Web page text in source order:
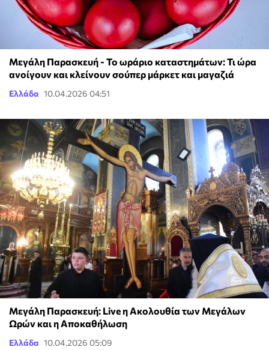
Μεγάλη Παρασκευή - Το ωράριο καταστημάτων: Τι ώρα
ανοίγουν και κλείνουν σούπερ μάρκετ και μαγαζιά
Ελλάδα 10.04.2026 04:51
Μεγάλη Παρασκευή: Live η Ακολουθία των Μεγάλων
Ωρών και η Αποκαθήλωση
Ελλάδα 10.04.2026 05:09